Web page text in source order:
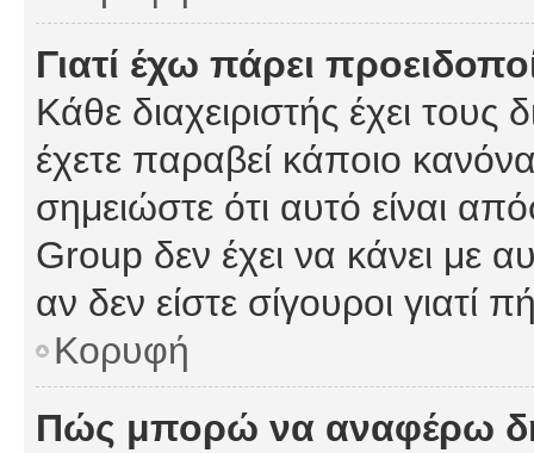
Γιατί έχω πάρει
Κάθε διαχειριστής έχει
έχετε παραβεί κάποιο
σημειώστε ότι αυτό είναι
Group δεν έχει να κάνει με
αν δεν είστε σίγουροι γιατί
Κορυφή
Πώς μπορώ να αναφέρω